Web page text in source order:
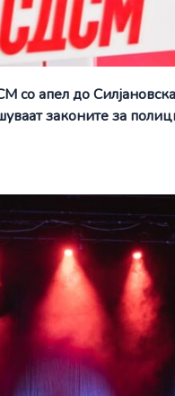
со апел до
законите за